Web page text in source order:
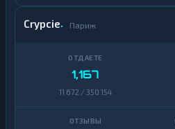
Crypcie Париж
1,167
11 672 / 350 154